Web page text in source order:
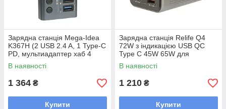
Зарядна станція Mega-Idea
K367H (2 USB 2.4 A, 1 Type-C
PD, мультиадаптер хаб 4
USB 3.0)
В наявності
1 364 ₴
Купити
Зарядна станція Relife Q4
72W з індикацією USB QC
Type C 45W 65W для
швидкого заряджання
В наявності
1 210 ₴
Купити